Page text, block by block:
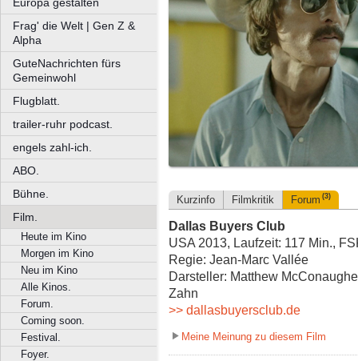
Frag' die Welt | Gen Z &
Alpha
GuteNachrichten fürs
Gemeinwohl
Flugblatt.
trailer-ruhr podcast.
engels zahl-ich.
ABO.
Bühne.
Film.
Heute im Kino
Morgen im Kino
Neu im Kino
Alle Kinos.
Forum.
Coming soon.
Festival.
Foyer.
Kurzinfo Filmkritik Forum (3)
Dallas Buyers Club
USA 2013, Laufzeit: 117 Min.,
Regie: Jean-Marc Vallée
Darsteller: Matthew
Zahn
>> dallasbuyersclub.de
Meine Meinung zu diesem Film